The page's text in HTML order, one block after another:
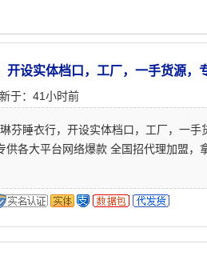
开设实体档口，工厂，一手货源，
于：41小时前
睡衣行，开设实体档口，工厂，一手
供各大平台网络爆款 全国招代理加盟